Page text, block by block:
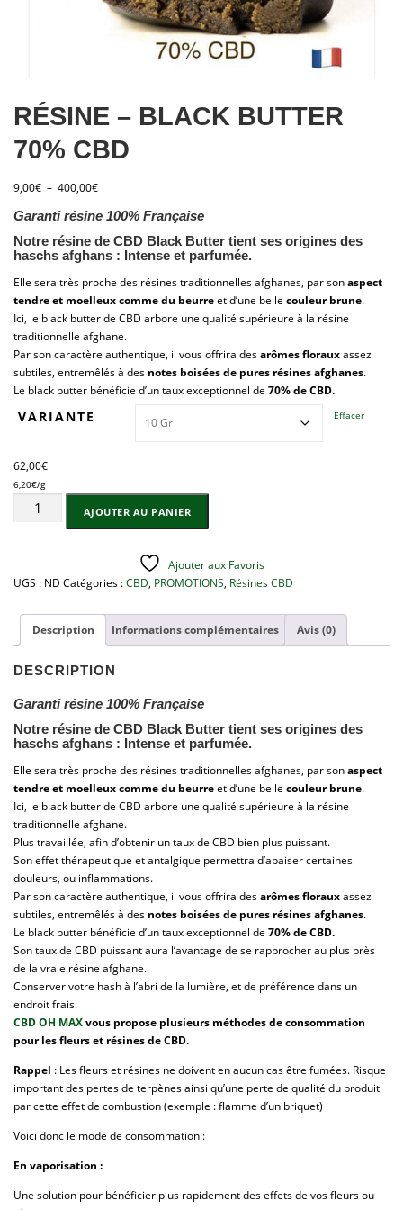
RÉSINE – BLACK BUTTER
70% CBD
9,00€ – 400,00€P
a
g
e
r
x
€
à
4
,
0
Garanti résine 100% Française
Notre résine de CBD Black Butter tient ses origines des
haschs afghans : Intense et parfumée.
Elle sera très proche des résines traditionnelles afghanes, par sonaspect
tendre et moelleux comme du beurreet d’une belle couleur brune.
Ici, le black butter de CBD arbore une qualité supérieure à la résine
traditionnelle afghane.
Par son caractère authentique, il vous offrira desarômes florauxassez
subtiles, entremêlés à des notes boisées de pures résines afghanes.
Le black butter bénéficie d’un taux exceptionnel de 70% de CBD.
VARIANTE Effacer
62,00€
6,20€/g
quantité
BUTTER
CBD
AJOUTER AU PANIER
Ajouter aux Favoris
UGS : ND Catégories :CBD, PROMOTIONS, Résines CBD
Description Informations complémentaires Avis (0)
DESCRIPTION
Garanti résine 100% Française
Notre résine de CBD Black Butter tient ses origines des
haschs afghans : Intense et parfumée.
Elle sera très proche des résines traditionnelles afghanes, par sonaspect
tendre et moelleux comme du beurreet d’une belle couleur brune.
Ici, le black butter de CBD arbore une qualité supérieure à la résine
traditionnelle afghane.
Plus travaillée, afin d’obtenir un taux de CBD bien plus puissant.
Son effet thérapeutique et antalgique permettra d’apaiser certaines
douleurs, ou inflammations.
Par son caractère authentique, il vous offrira desarômes florauxassez
subtiles, entremêlés à des notes boisées de pures résines afghanes.
Le black butter bénéficie d’un taux exceptionnel de 70% de CBD.
Son taux de CBD puissant aura l’avantage de se rapprocher au plus près
de la vraie résine afghane.
Conserver votre hash à l’abri de la lumière, et de préférence dans un
endroit frais.
CBD OH MAXvous propose plusieurs méthodes de consommation
pour les fleurs et résines de CBD.
Rappel : Les fleurs et résines ne doivent en aucun cas être fumées. Risque
important des pertes de terpènes ainsi qu’une perte de qualité du produit
par cette effet de combustion (exemple : flamme d’un briquet)
Voici donc le mode de consommation :
En vaporisation :
Une solution pour bénéficier plus rapidement des effets de vos fleurs ou